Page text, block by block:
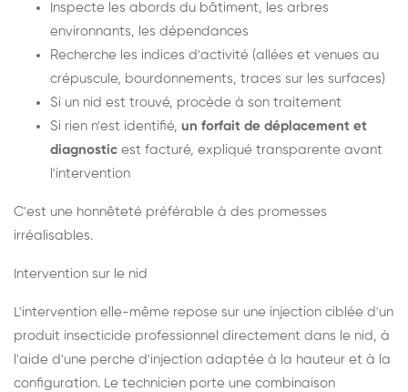
Inspecte les abords du bâtiment, les arbres
environnants, les dépendances
Recherche les indices d'activité (allées et venues au
crépuscule, bourdonnements, traces sur les surfaces)
Si un nid est trouvé, procède à son traitement
Si rien n'est identifié, un forfait de déplacement et
diagnostic est facturé, expliqué transparente avant
l'intervention
C'est une honnêteté préférable à des promesses
irréalisables.
Intervention sur le nid
L'intervention elle-même repose sur une injection ciblée d'un
produit insecticide professionnel directement dans le nid, à
l'aide d'une perche d'injection adaptée à la hauteur et à la
configuration. Le technicien porte une combinaison